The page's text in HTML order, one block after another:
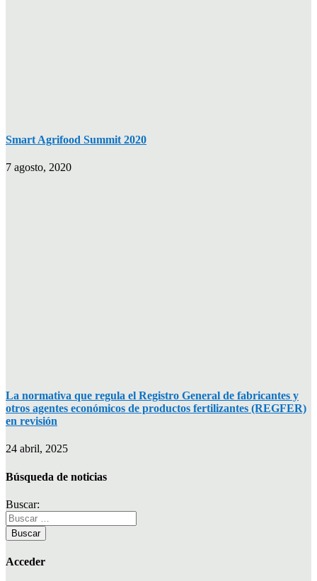
Smart Agrifood Summit 2020
7 agosto, 2020
La normativa que regula el Registro General de fabricantes y
otros agentes económicos de productos fertilizantes (REGFER)
en revisión
24 abril, 2025
Búsqueda de noticias
Buscar:
Acceder